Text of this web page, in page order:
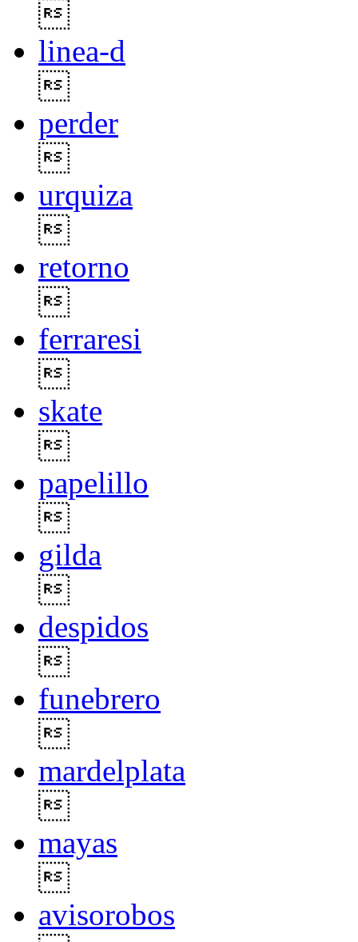
linea-d
perder
urquiza
retorno
ferraresi
skate
papelillo
gilda
despidos
funebrero
mardelplata
mayas
avisorobos